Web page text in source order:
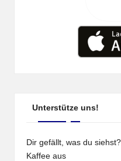
Unterstütze uns!
Dir gefällt, was du
Kaffee aus